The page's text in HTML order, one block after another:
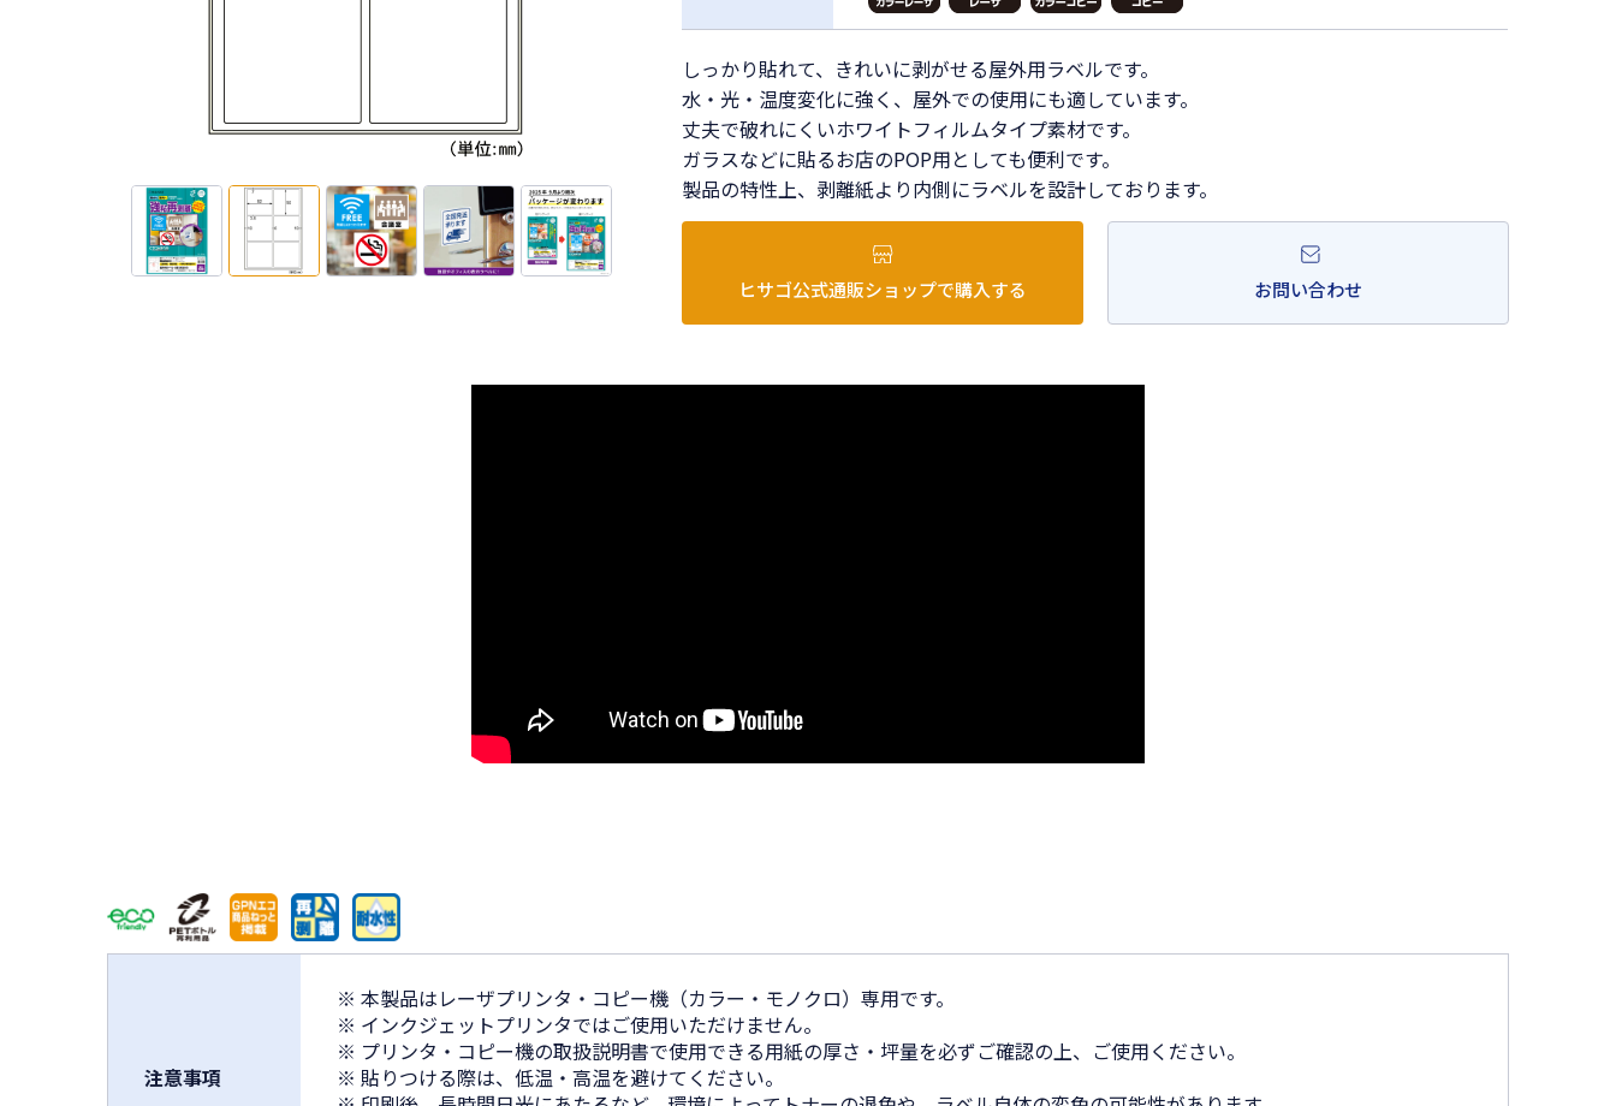
しっかり貼れて、きれいに剥がせる屋外用ラベルです。
水・光・温度変化に強く、屋外での使用にも適しています。
丈夫で破れにくいホワイトフィルムタイプ素材です。
ガラスなどに貼るお店のPOP用としても便利です。
製品の特性上、剥離紙より内側にラベルを設計しております。
ヒサゴ公式通販ショップで購入する お問い合わせ
注意事項
※ 本製品はレーザプリンタ・コピー機（カラー・モノクロ）専用です。
※ インクジェットプリンタではご使用いただけません。
※ プリンタ・コピー機の取扱説明書で使用できる用紙の厚さ・坪量を必ずご確認の上、ご使用ください。
※ 貼りつける際は、低温・高温を避けてください。